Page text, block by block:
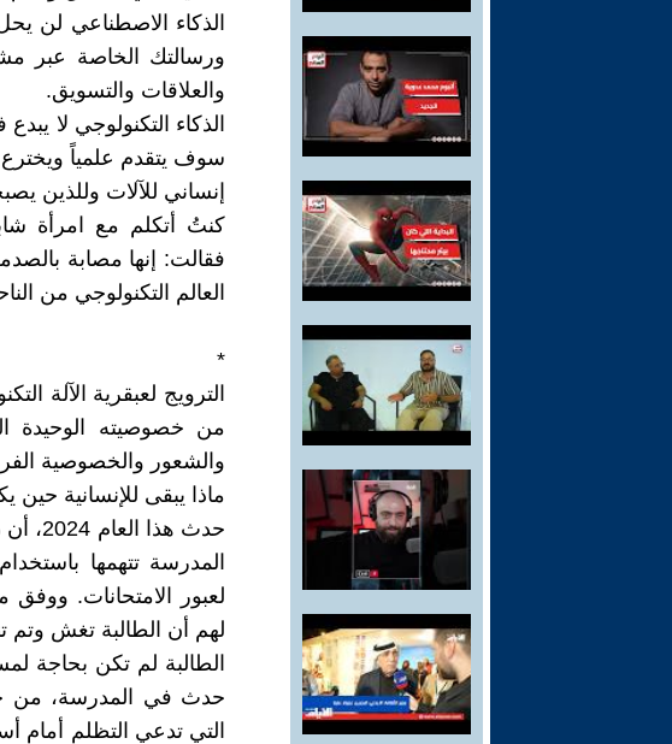
الذكاء الاصطناعي لن
ورسالتك الخاصة عبر
والعلاقات والتسويق.
الذكاء التكنولوجي لا
سوف يتقدم علمياً ويخترع
إنساني للآلات وللذين
كنتُ أتكلم مع امرأة
فقالت: إنها مصابة
العالم التكنولوجي من
*
الترويج لعبقرية الآلة
من خصوصيته الوحيدة
والشعور والخصوصية
ماذا يبقى للإنسانية حين
حدث
المدرسة تتهمها
لعبور الامتحانات. ووفق
لهم أن الطالبة تغش وتم
الطالبة لم تكن بحاجة
حدث في المدرسة، من
التي تدعي التظلم أمام